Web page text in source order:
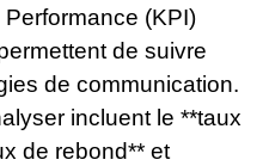
(KPI)
de suivre
de communication.
incluent le **taux
de rebond** et